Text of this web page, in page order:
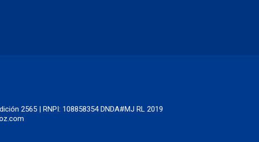
2565 | RNPI: 108858354 DNDA#MJ RL 2019